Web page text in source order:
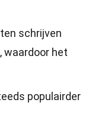
schrijven
waardoor het
populairder